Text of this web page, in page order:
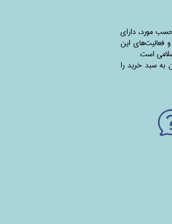
مورد،‌ دارای
فعالیت‌های این
است.
به سبد خرید را